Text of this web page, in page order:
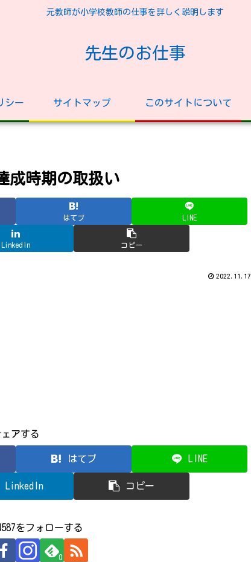
元教師が小学校教師の仕事を詳しく説明します
先生のお仕事
シー サイトマップ このサイトについて
成時期の取扱い
はてブ LINE
LinkedIn コピー
2022.11.17
ェアする
はてブ LINE
LinkedIn コピー
をフォローする
0